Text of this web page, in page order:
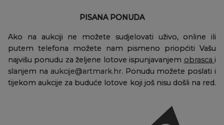
PISANA PONUDA
Ako na aukciji ne možete sudjelovati uživo, online ili
putem telefona možete nam pismeno priopćiti Vašu
najvišu ponudu za željene lotove ispunjavanjem obrascai
slanjem na aukcije@artmark.hr. Ponudu možete poslati i
tijekom aukcije za buduće lotove koji još nisu došli na red.